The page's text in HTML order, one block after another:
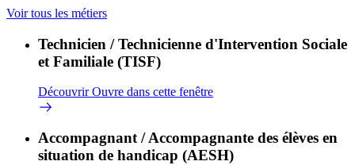
Voir tous les métiers
Technicien / Technicienne d'Intervention Sociale
et Familiale (TISF)
DécouvrirOuvre dans cette fenêtre
Accompagnant / Accompagnante des élèves en
situation de handicap (AESH)